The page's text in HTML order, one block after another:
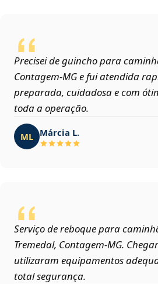
Precisei de guincho para
Contagem‑MG e fui atendida
preparada, cuidadosa e com
toda a operação.
ML Márcia L.
Serviço de reboque para
Tremedal, Contagem‑MG.
utilizaram equipamentos
total segurança.